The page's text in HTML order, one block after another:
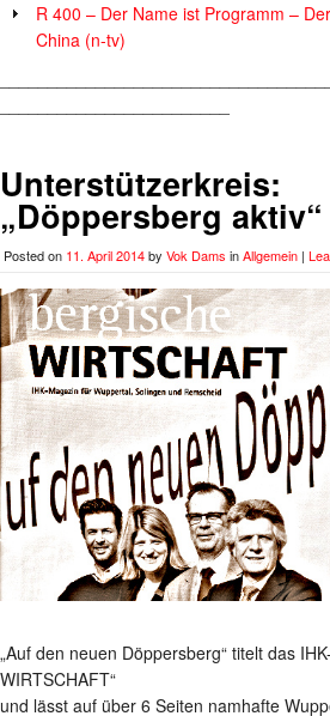
R 400 – Der Name ist Programm –
China (n-tv)
Unterstützerkreis:
„Döppersberg aktiv“
Posted on 11. April 2014by Vok Dams inAllgemein |
„Auf den neuen Döppersberg“ titelt das
WIRTSCHAFT“
und lässt auf über 6 Seiten namhafte